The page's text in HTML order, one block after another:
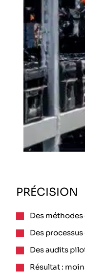
PRÉCISION
Des
Des
Des audits
Résultat :